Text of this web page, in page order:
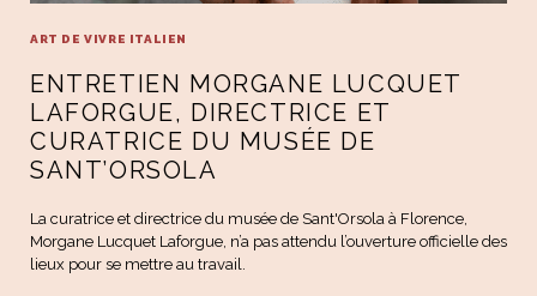
ART DE VIVRE ITALIEN
ENTRETIEN MORGANE LUCQUET
LAFORGUE, DIRECTRICE ET
CURATRICE DU MUSÉE DE
SANT’ORSOLA
La curatrice et directrice du musée de Sant'Orsola à Florence,
Morgane Lucquet Laforgue, n’a pas attendu l’ouverture officielle des
lieux pour se mettre au travail.